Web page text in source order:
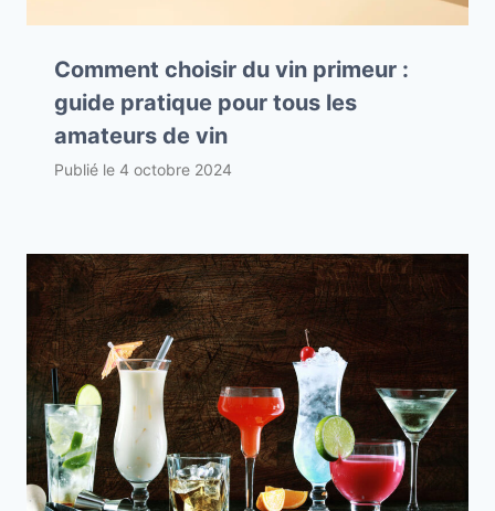
Comment choisir du vin primeur :
guide pratique pour tous les
amateurs de vin
Publié le 4 octobre 2024